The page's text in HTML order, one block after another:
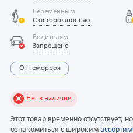
Беременным
С осторожностью
Водителям
Запрещено
От геморроя
Нет в наличии
Этот товар временно отсутствует,
ознакомиться с широким